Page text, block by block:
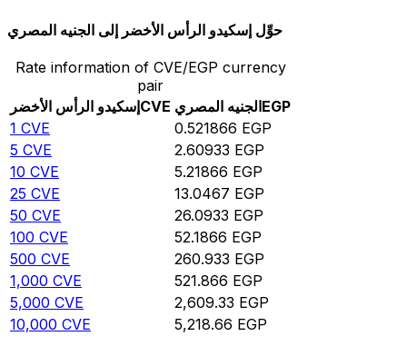
حوِّل إسكيدو الرأس الأخضر إلى الجنيه المصري
Rate information of CVE/EGP currency
pair
إسكيدو الرأس الأخضرCVE الجنيه المصريEGP
1 CVE 0.521866 EGP
5 CVE 2.60933 EGP
10 CVE 5.21866 EGP
25 CVE 13.0467 EGP
50 CVE 26.0933 EGP
100 CVE 52.1866 EGP
500 CVE 260.933 EGP
1,000 CVE 521.866 EGP
5,000 CVE 2,609.33 EGP
10,000 CVE 5,218.66 EGP